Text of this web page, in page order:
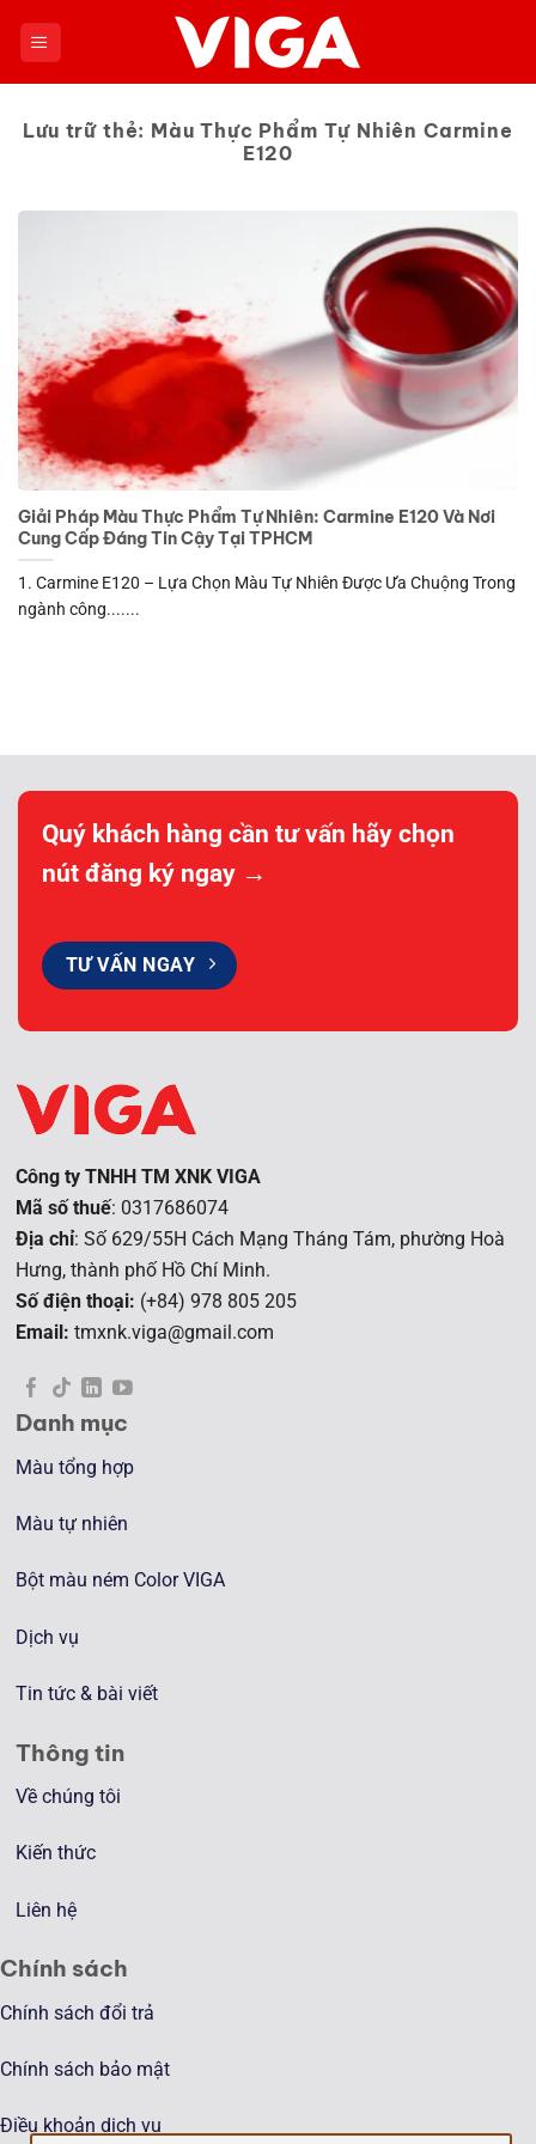
Lưu trữ thẻ: Màu Thực Phẩm Tự Nhiên Carmine
E120
Giải Pháp Màu Thực Phẩm Tự Nhiên: Carmine E120 Và Nơi
Cung Cấp Đáng Tin Cậy Tại TPHCM
1. Carmine E120 – Lựa Chọn Màu Tự Nhiên Được Ưa Chuộng Trong
ngành công.......
Quý khách hàng cần tư vấn hãy chọn
nút đăng ký ngay →
TƯ VẤN NGAY
Công ty TNHH TM XNK VIGA
Mã số thuế: 0317686074
Địa chỉ: Số 629/55H Cách Mạng Tháng Tám, phường Hoà
Hưng, thành phố Hồ Chí Minh.
Số điện thoại: (+84) 978 805 205
Email: tmxnk.viga@gmail.com
Danh mục
Màu tổng hợp
Màu tự nhiên
Bột màu ném Color VIGA
Dịch vụ
Tin tức & bài viết
Thông tin
Về chúng tôi
Kiến thức
Liên hệ
Chính sách
Chính sách đổi trả
Chính sách bảo mật
Điều khoản dịch vụ